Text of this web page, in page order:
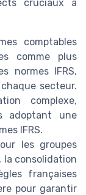
cruciaux à
comptables
comme plus
normes IFRS,
secteur.
complexe,
adoptant une
IFRS.
les groupes
la consolidation
françaises
pour garantir